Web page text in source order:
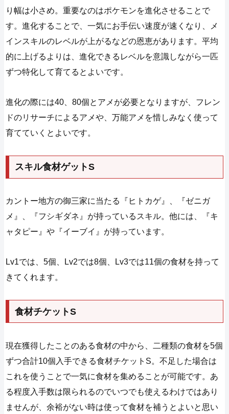
り幅は小さめ。重要なのはポケモンを進化させることで
す。進化することで、一気にお手伝い速度が速くなり、メ
インスキルのレベルが上がるなどの恩恵があります。平均
的に上げるよりは、進化できるレベルを意識しながら一匹
ずつ特化して育てるとよいです。
進化の際には40、80個とアメが必要となりますが、フレン
ドのリサーチによるアメや、万能アメを惜しみなく使って
育てていくとよいです。
スキル食材ゲットS
カントー地方の御三家に当たる『ヒトカゲ』、『ゼニガ
メ』、『フシギダネ』が持っているスキル。他には、『キ
ャタピー』や『イーブイ』が持っています。
Lv1では、5個、Lv2では8個、Lv3では11個の食材を持って
きてくれます。
食材チケットS
現在獲得したことのある食材の中から、二種類の食材を5個
ずつ合計10個入手できる食材チケットS。不足した場合は
これを使うことで一気に食材を集めることが可能です。あ
る程度入手数は限られるのでいつでも使えるわけではあり
ませんが、余裕がない時は使って食材を補うとよいと思い